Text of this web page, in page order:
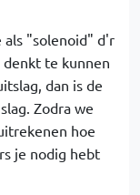
als "solenoid" d'r
denkt te kunnen
dan is de
Zodra we
hoe
je nodig hebt